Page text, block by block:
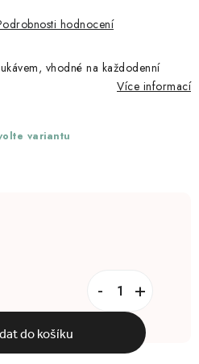
hodnocení
vhodné na každodenní
Více informací
variantu
do košíku